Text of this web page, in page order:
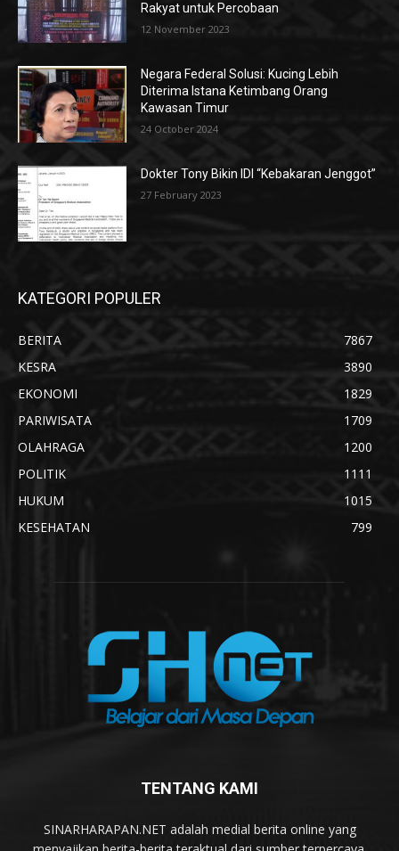
Rakyat untuk Percobaan
12 November 2023
Negara Federal Solusi: Kucing Lebih
Diterima Istana Ketimbang Orang
Kawasan Timur
24 October 2024
Dokter Tony Bikin IDI “Kebakaran Jenggot”
27 February 2023
KATEGORI POPULER
BERITA
7867
KESRA
3890
EKONOMI
1829
PARIWISATA
1709
OLAHRAGA
1200
POLITIK
1111
HUKUM
1015
KESEHATAN
799
TENTANG KAMI
SINARHARAPAN.NET adalah medial berita online yang